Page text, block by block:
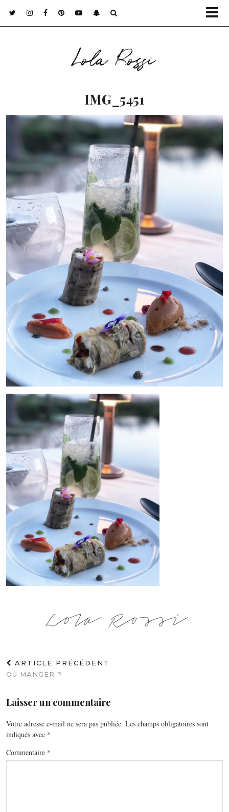
Lola Rossi
IMG_5451
ARTICLE PRÉCÉDENT
OÙ MANGER ?
Laisser un commentaire
Votre adresse e-mail ne sera pas publiée. Les champs obligatoires sont
indiqués avec *
Commentaire *